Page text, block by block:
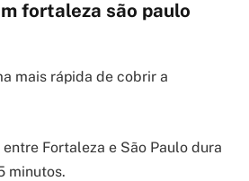
fortaleza são paulo
mais rápida de cobrir a
Fortaleza e São Paulo dura
minutos.